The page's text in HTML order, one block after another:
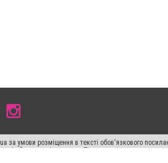
за умови розміщення в тексті обов'язкового
або в якості джерела. Порушення виняткових